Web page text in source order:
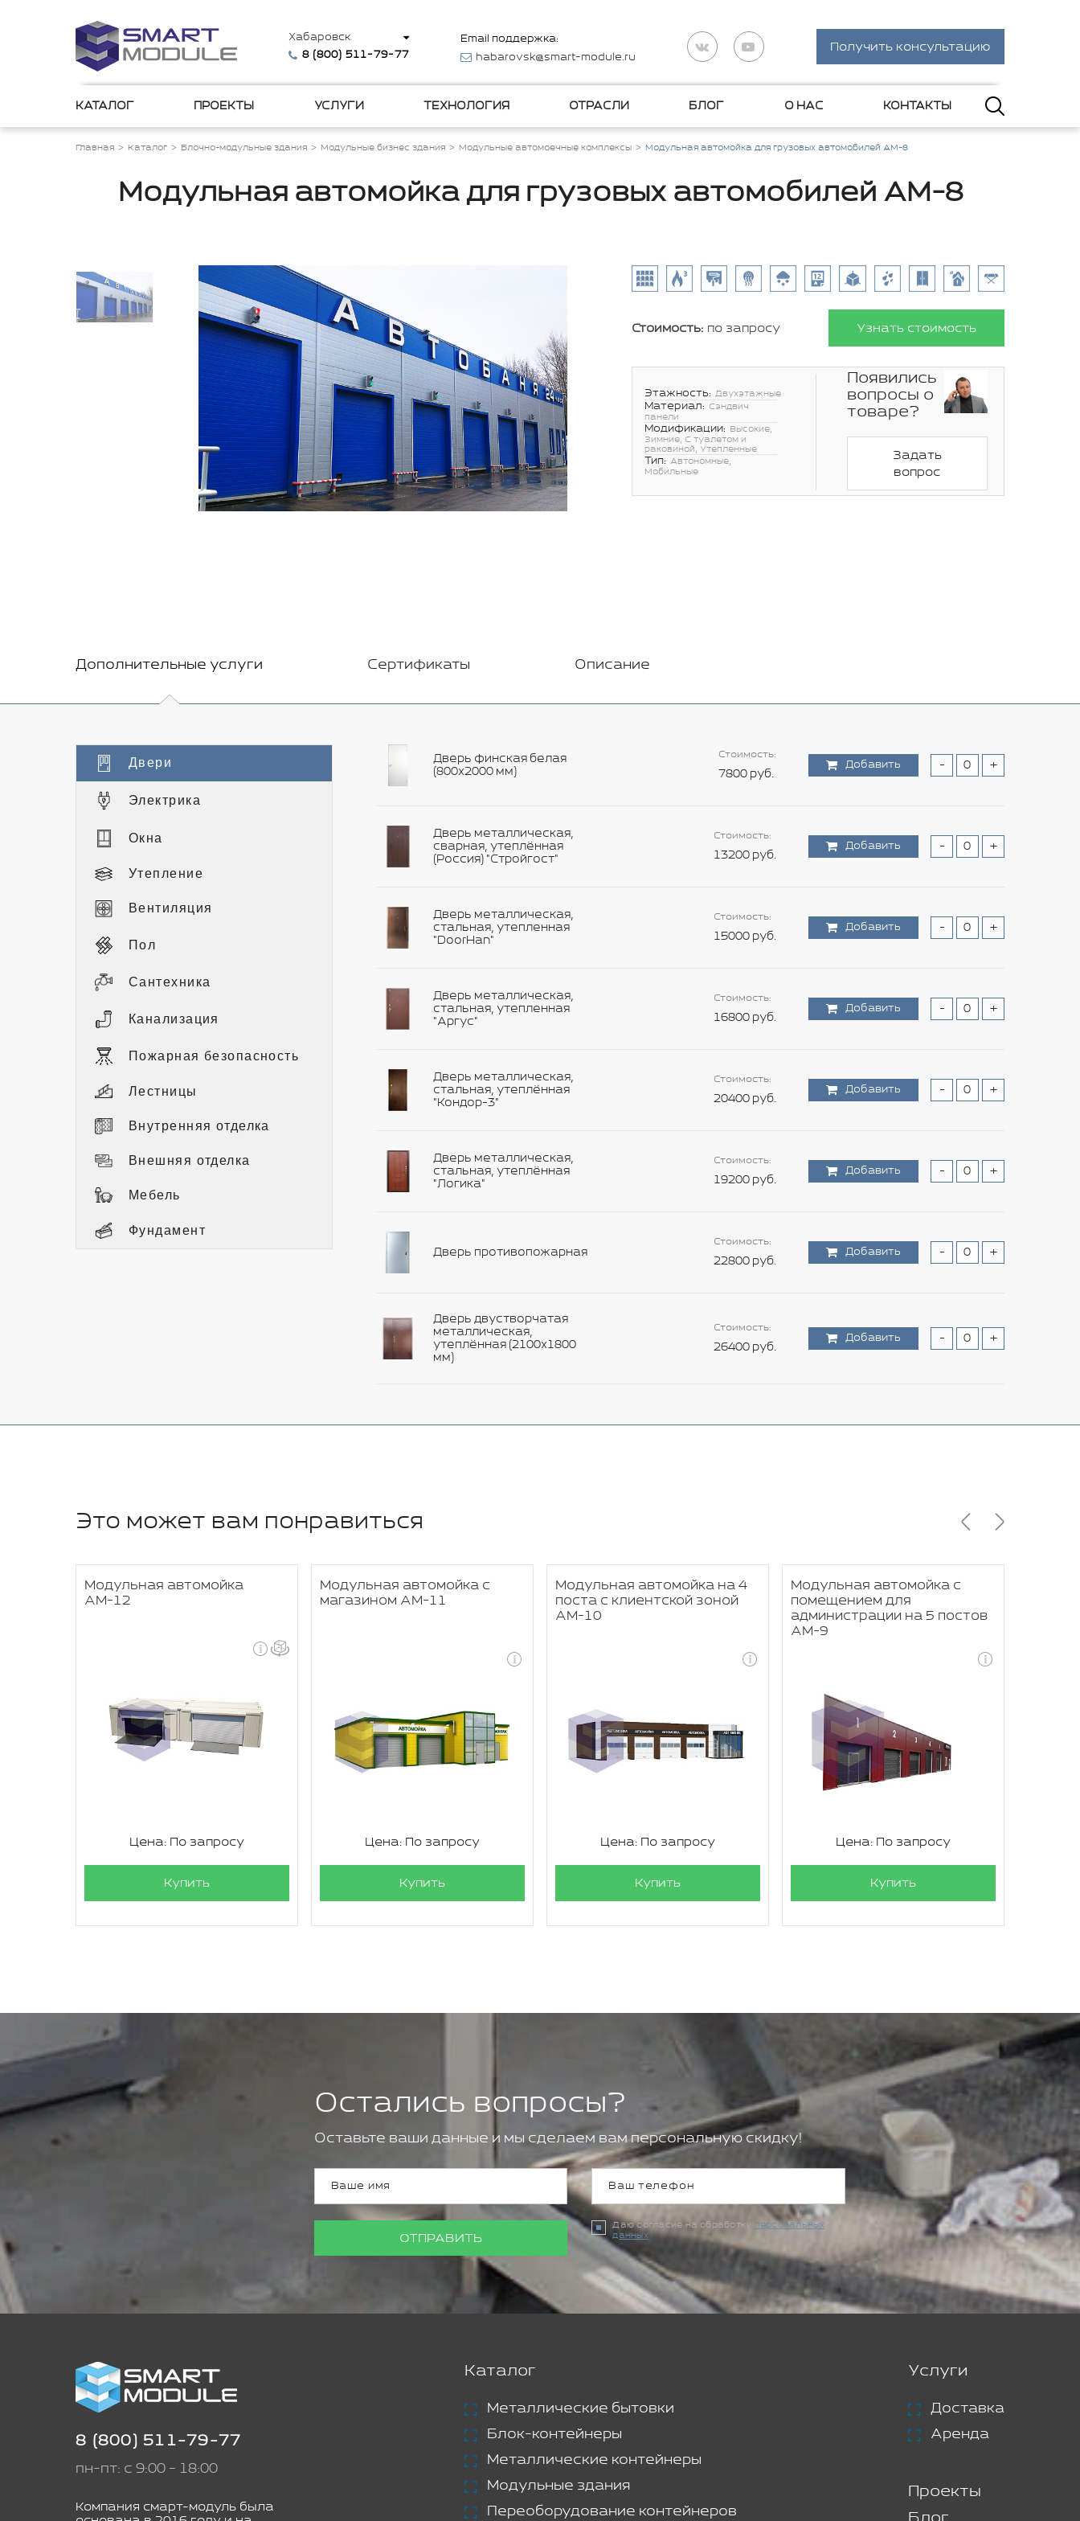
Хабаровск
8 (800) 511-79-77
Email поддержка:
habarovsk@smart-module.ru
Получить консультацию
КАТАЛОГ ПРОЕКТЫ УСЛУГИ ТЕХНОЛОГИЯ ОТРАСЛИ БЛОГ О НАС КОНТАКТЫ
Главная Каталог Блочно-модульные здания Модульные бизнес здания Модульные автомоечные комплексы Модульная автомойка для грузовых автомобилей АМ-8
Модульная автомойка для грузовых автомобилей АМ-8
Стоимость: по запросу Узнать стоимость
Этажность: Двухэтажные
Материал: Сэндвич
панели
Модификации: Высокие,
Зимние, С туалетом и
раковиной, Утепленные
Тип: Автономные,
Мобильные
Появились
вопросы о
товаре?
Задать
вопрос
Дополнительные услуги Сертификаты Описание
Двери
Электрика
Окна
Утепление
Вентиляция
Пол
Сантехника
Канализация
Пожарная безопасность
Лестницы
Внутренняя отделка
Внешняя отделка
Мебель
Фундамент
Дверь финская белая
(800х2000 мм)
Стоимость:
7800 руб.
Добавить - +
Дверь металлическая,
сварная, утеплённая
(Россия) "Стройгост"
Стоимость:
13200 руб.
Добавить - +
Дверь металлическая,
стальная, утепленная
"DoorHan"
Стоимость:
15000 руб.
Добавить - +
Дверь металлическая,
стальная, утепленная
"Аргус"
Стоимость:
16800 руб.
Добавить - +
Дверь металлическая,
стальная, утеплённая
"Кондор-3"
Стоимость:
20400 руб.
Добавить - +
Дверь металлическая,
стальная, утеплённая
"Логика"
Стоимость:
19200 руб.
Добавить - +
Дверь противопожарная
Стоимость:
22800 руб.
Добавить - +
Дверь двустворчатая
металлическая,
утеплённая (2100х1800
мм)
Стоимость:
26400 руб.
Добавить - +
Это может вам понравиться
Модульная автомойка
АМ-12
Цена: По запросу
Купить
Модульная автомойка с
магазином АМ-11
Цена: По запросу
Купить
Модульная автомойка на 4
поста с клиентской зоной
АМ-10
Цена: По запросу
Купить
Модульная автомойка с
помещением для
администрации на 5 постов
АМ-9
Цена: По запросу
Купить
Остались вопросы?
Оставьте ваши данные и мы сделаем вам персональную скидку!
ОТПРАВИТЬ
Даю согласие на обработку персональных
данных
8 (800) 511-79-77
пн-пт: с 9:00 - 18:00
Компания смарт-модуль была
Каталог
Металлические бытовки
Блок-контейнеры
Металлические контейнеры
Модульные здания
Переоборудование контейнеров
Услуги
Доставка
Аренда
Проекты